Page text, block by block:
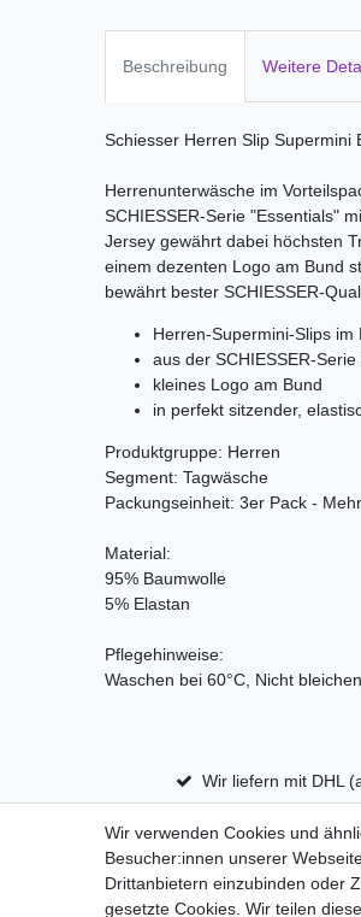
Beschreibung Weitere
Schiesser Herren Slip Supermini
Herrenunterwäsche im
SCHIESSER-Serie "Essentials"
Jersey gewährt dabei höchsten
einem dezenten Logo am Bund
bewährt bester SCHIESSER-
Herren-Supermini-Slips im
aus der SCHIESSER-
kleines Logo am Bund
in perfekt sitzender,
Produktgruppe: Herren
Segment: Tagwäsche
Packungseinheit: 3er Pack -
Material:
95% Baumwolle
5% Elastan
Pflegehinweise:
Waschen bei 60°C, Nicht
Wir liefern mit DHL
Wir verwenden Cookies und
Besucher:innen unserer
Drittanbietern einzubinden oder
gesetzte Cookies. Wir teilen